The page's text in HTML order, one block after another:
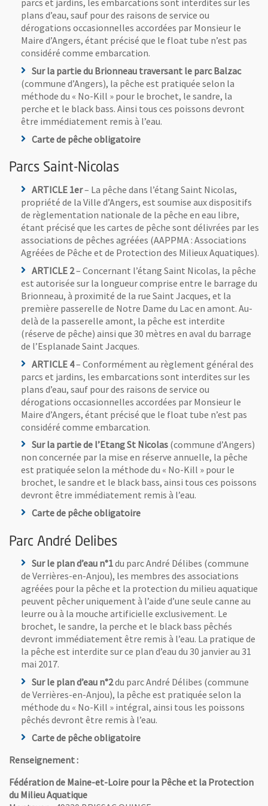
parcs et jardins, les embarcations sont interdites sur les
plans d’eau, sauf pour des raisons de service ou
dérogations occasionnelles accordées par Monsieur le
Maire d’Angers, étant précisé que le float tube n’est pas
considéré comme embarcation.
Sur la partie du Brionneau traversant le parc Balzac
(commune d’Angers), la pêche est pratiquée selon la
méthode du « No-Kill » pour le brochet, le sandre, la
perche et le black bass. Ainsi tous ces poissons devront
être immédiatement remis à l’eau.
Carte de pêche obligatoire
Parcs Saint-Nicolas
ARTICLE 1er– La pêche dans l’étang Saint Nicolas,
propriété de la Ville d’Angers, est soumise aux dispositifs
de règlementation nationale de la pêche en eau libre,
étant précisé que les cartes de pêche sont délivrées par les
associations de pêches agréées (AAPPMA : Associations
Agréées de Pêche et de Protection des Milieux Aquatiques).
ARTICLE 2– Concernant l’étang Saint Nicolas, la pêche
est autorisée sur la longueur comprise entre le barrage du
Brionneau, à proximité de la rue Saint Jacques, et la
première passerelle de Notre Dame du Lac en amont. Au-
delà de la passerelle amont, la pêche est interdite
(réserve de pêche) ainsi que 30 mètres en aval du barrage
de l’Esplanade Saint Jacques.
ARTICLE 4– Conformément au règlement général des
parcs et jardins, les embarcations sont interdites sur les
plans d’eau, sauf pour des raisons de service ou
dérogations occasionnelles accordées par Monsieur le
Maire d’Angers, étant précisé que le float tube n’est pas
considéré comme embarcation.
Sur la partie de l’Etang St Nicolas (commune d’Angers)
non concernée par la mise en réserve annuelle, la pêche
est pratiquée selon la méthode du « No-Kill » pour le
brochet, le sandre et le black bass, ainsi tous ces poissons
devront être immédiatement remis à l’eau.
Carte de pêche obligatoire
Parc André Delibes
Sur le plan d’eau n°1du parc André Délibes (commune
de Verrières-en-Anjou), les membres des associations
agréées pour la pêche et la protection du milieu aquatique
peuvent pêcher uniquement à l’aide d’une seule canne au
leurre ou à la mouche artificielle exclusivement. Le
brochet, le sandre, la perche et le black bass pêchés
devront immédiatement être remis à l’eau. La pratique de
la pêche est interdite sur ce plan d’eau du 30 janvier au 31
mai 2017.
Sur le plan d’eau n°2du parc André Délibes (commune
de Verrières-en-Anjou), la pêche est pratiquée selon la
méthode du « No-Kill » intégral, ainsi tous les poissons
pêchés devront être remis à l’eau.
Carte de pêche obligatoire
Renseignement :
Fédération de Maine-et-Loire pour la Pêche et la Protection
du Milieu Aquatique